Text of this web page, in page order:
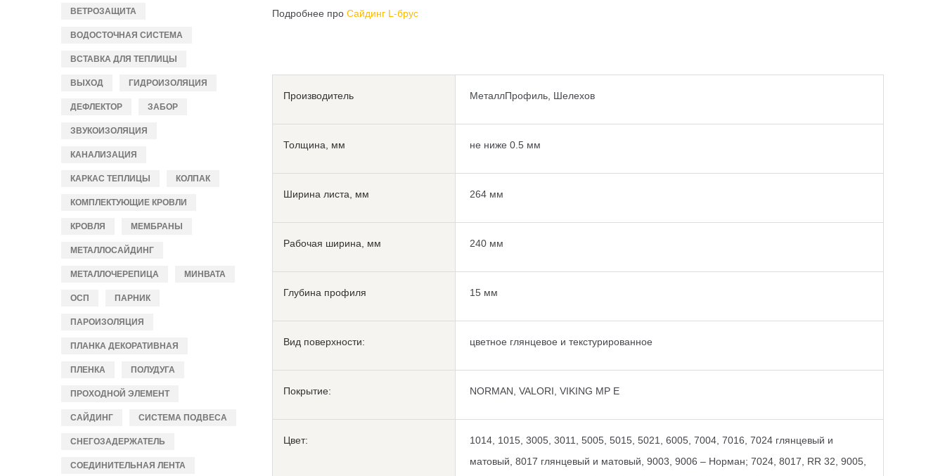
Подробнее про Сайдинг L-брус
Производитель МеталлПрофиль, Шелехов
Толщина, мм не ниже 0.5 мм
Ширина листа, мм 264 мм
Рабочая ширина, мм 240 мм
Глубина профиля 15 мм
Вид поверхности: цветное глянцевое и текстурированное
Покрытие: NORMAN, VALORI, VIKING MP E
Цвет:
1014, 1015, 3005, 3011, 5005, 5015, 5021, 6005, 7004, 7016, 7024 глянцевый и
матовый, 8017 глянцевый и матовый, 9003, 9006 – Норман; 7024, 8017, RR 32, 9005,
ВЕТРОЗАЩИТА
ВОДОСТОЧНАЯ СИСТЕМА
ВСТАВКА ДЛЯ ТЕПЛИЦЫ
ВЫХОД ГИДРОИЗОЛЯЦИЯ
ДЕФЛЕКТОР ЗАБОР
ЗВУКОИЗОЛЯЦИЯ
КАНАЛИЗАЦИЯ
КАРКАС ТЕПЛИЦЫ КОЛПАК
КОМПЛЕКТУЮЩИЕ КРОВЛИ
КРОВЛЯ МЕМБРАНЫ
МЕТАЛЛОСАЙДИНГ
МЕТАЛЛОЧЕРЕПИЦА МИНВАТА
ОСП ПАРНИК
ПАРОИЗОЛЯЦИЯ
ПЛАНКА ДЕКОРАТИВНАЯ
ПЛЕНКА ПОЛУДУГА
ПРОХОДНОЙ ЭЛЕМЕНТ
САЙДИНГ СИСТЕМА ПОДВЕСА
СНЕГОЗАДЕРЖАТЕЛЬ
СОЕДИНИТЕЛЬНАЯ ЛЕНТА